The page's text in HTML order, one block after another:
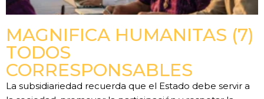
MAGNIFICA HUMANITAS (7)
TODOS
CORRESPONSABLES
La subsidiariedad recuerda que el Estado debe servir a